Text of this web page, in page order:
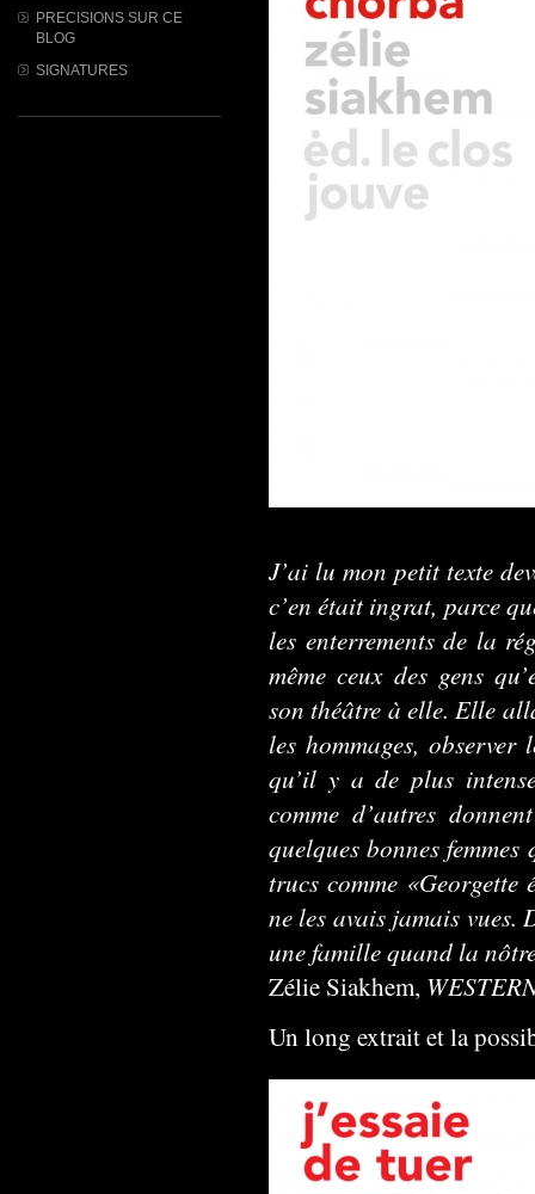
PRECISIONS SUR CE
BLOG
SIGNATURES
J’ai lu mon petit texte
c’en était ingrat, parce
les enterrements de la
même ceux des gens
son théâtre à elle. Elle
les hommages,
qu’il y a de plus
comme d’autres
quelques bonnes
trucs comme «Georgette
ne les avais jamais vues.
une famille quand la
Zélie Siakhem,
Un long extrait et la